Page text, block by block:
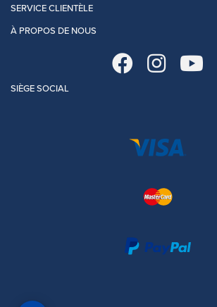
SERVICE CLIENTÈLE
À PROPOS DE NOUS
SIÈGE SOCIAL